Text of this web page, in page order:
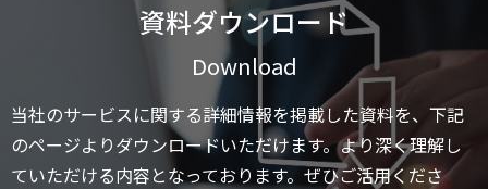
資料ダウンロード
Download
当社のサービスに関する詳細情報を掲載した資料を、下記
のページよりダウンロードいただけます。より深く理解し
ていただける内容となっております。ぜひご活用くださ